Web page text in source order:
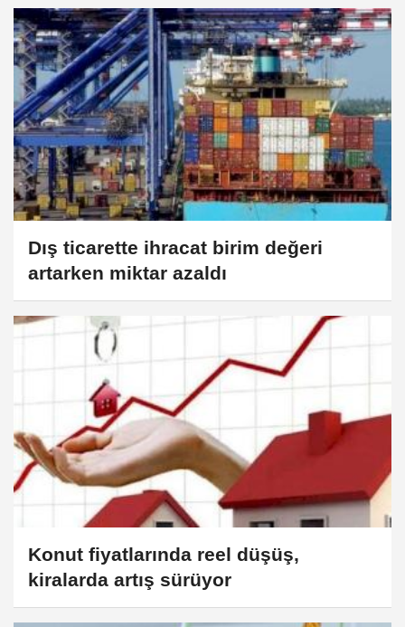
Dış ticarette ihracat birim değeri
artarken miktar azaldı
Konut fiyatlarında reel düşüş,
kiralarda artış sürüyor